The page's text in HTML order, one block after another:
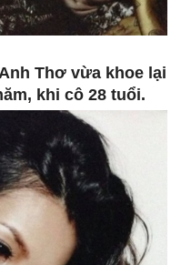
Thơ vừa khoe lại
khi cô 28 tuổi.